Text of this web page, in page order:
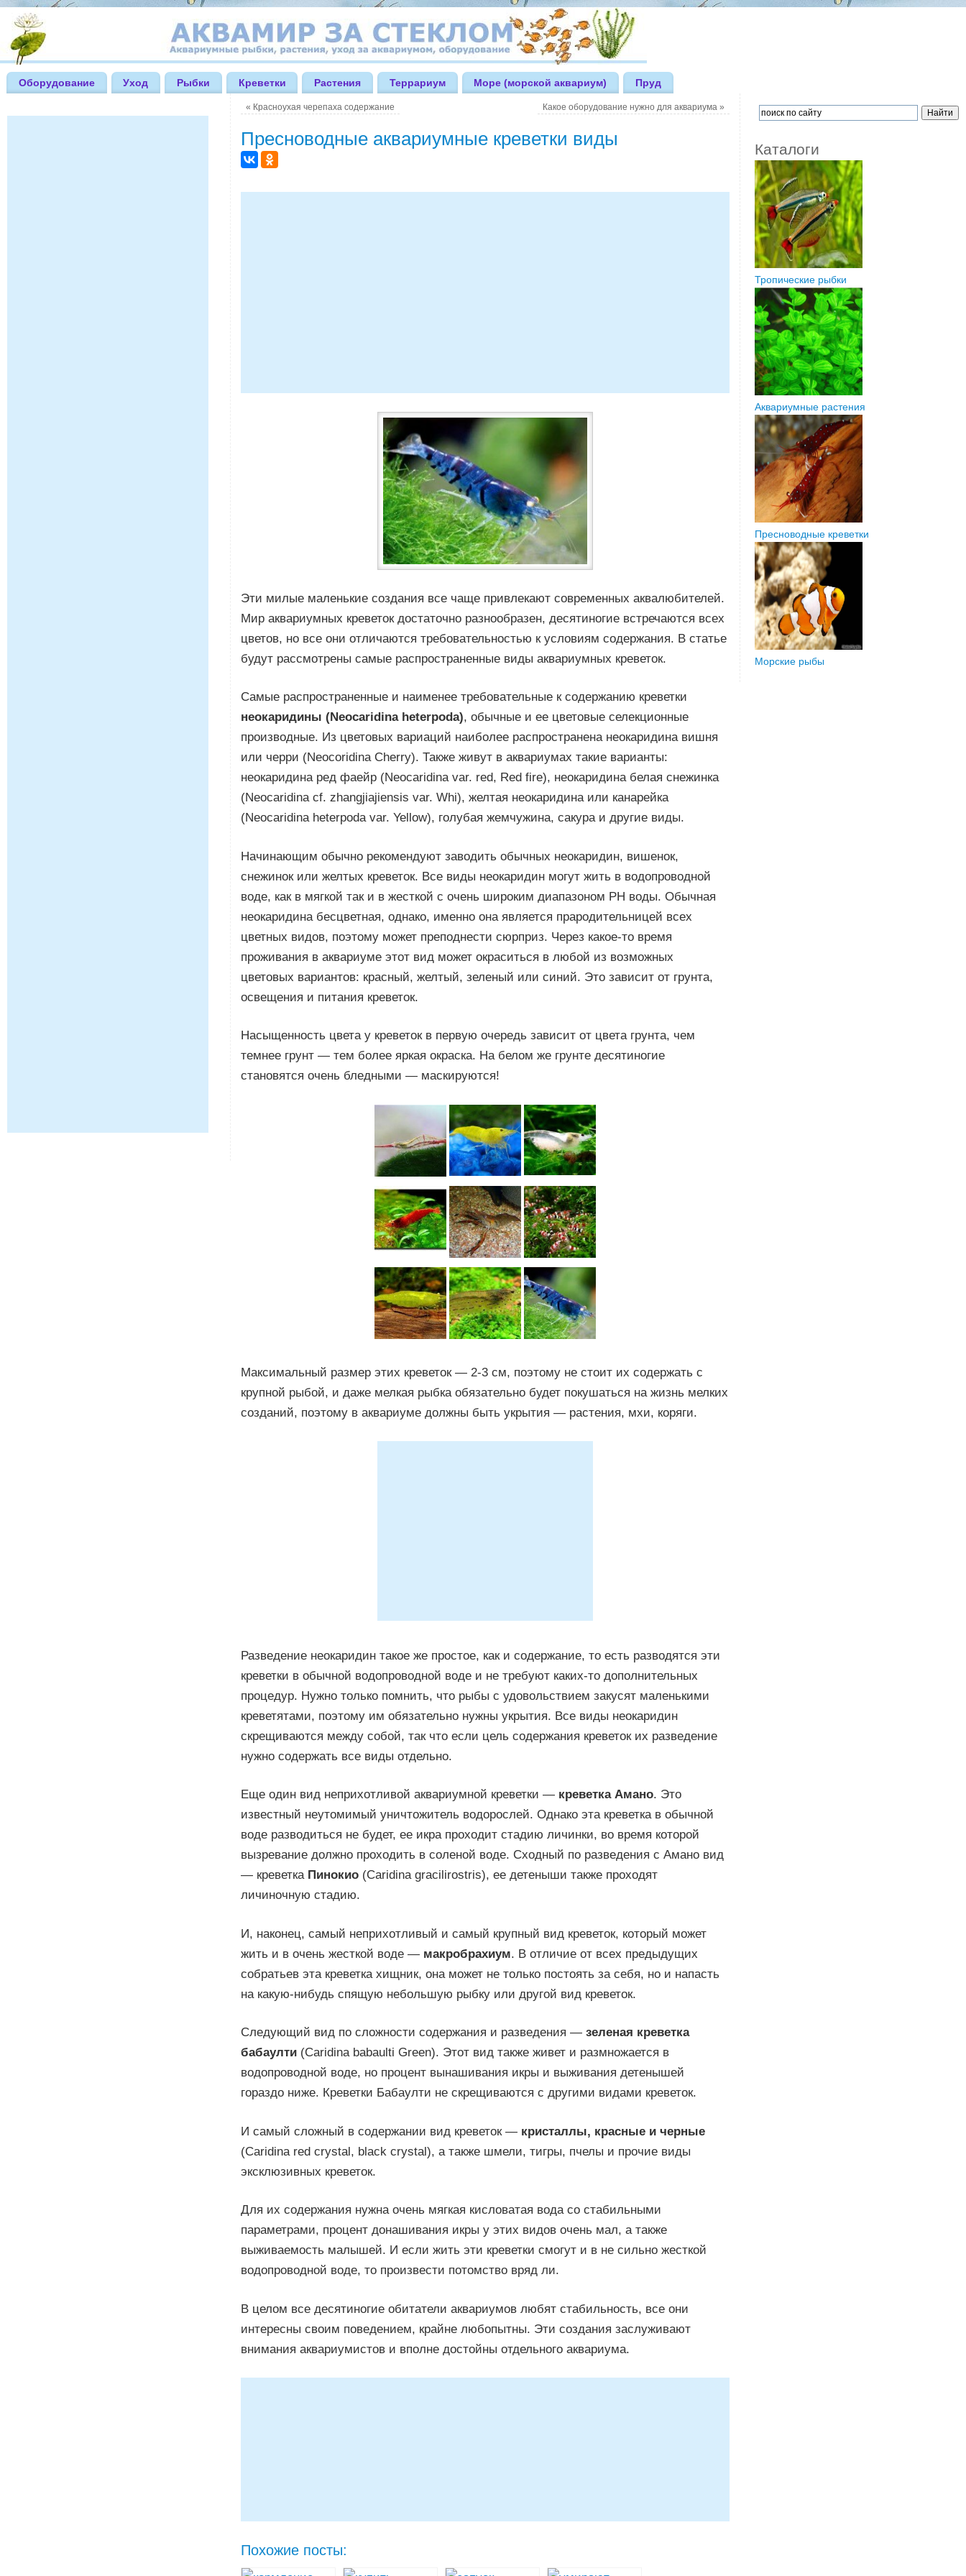
Оборудование Уход Рыбки Креветки Растения Террариум Море (морской аквариум) Пруд
« Красноухая черепаха содержание Какое оборудование нужно для аквариума»
Пресноводные аквариумные креветки виды
Эти милые маленькие создания все чаще привлекают современных аквалюбителей.
Мир аквариумных креветок достаточно разнообразен, десятиногие встречаются всех
цветов, но все они отличаются требовательностью к условиям содержания. В статье
будут рассмотрены самые распространенные виды аквариумных креветок.
Самые распространенные и наименее требовательные к содержанию креветки
неокаридины (Neocaridina heterpoda), обычные и ее цветовые селекционные
производные. Из цветовых вариаций наиболее распространена неокаридина вишня
или черри (Neocoridina Cherry). Также живут в аквариумах такие варианты:
неокаридина ред фаейр (Neocaridina var. red, Red fire), неокаридина белая снежинка
(Neocaridina cf. zhangjiajiensis var. Whi), желтая неокаридина или канарейка
(Neocaridina heterpoda var. Yellow), голубая жемчужина, сакура и другие виды.
Начинающим обычно рекомендуют заводить обычных неокаридин, вишенок,
снежинок или желтых креветок. Все виды неокаридин могут жить в водопроводной
воде, как в мягкой так и в жесткой с очень широким диапазоном PH воды. Обычная
неокаридина бесцветная, однако, именно она является прародительницей всех
цветных видов, поэтому может преподнести сюрприз. Через какое-то время
проживания в аквариуме этот вид может окраситься в любой из возможных
цветовых вариантов: красный, желтый, зеленый или синий. Это зависит от грунта,
освещения и питания креветок.
Насыщенность цвета у креветок в первую очередь зависит от цвета грунта, чем
темнее грунт — тем более яркая окраска. На белом же грунте десятиногие
становятся очень бледными — маскируются!
Максимальный размер этих креветок — 2-3 см, поэтому не стоит их содержать с
крупной рыбой, и даже мелкая рыбка обязательно будет покушаться на жизнь мелких
созданий, поэтому в аквариуме должны быть укрытия — растения, мхи, коряги.
Разведение неокаридин такое же простое, как и содержание, то есть разводятся эти
креветки в обычной водопроводной воде и не требуют каких-то дополнительных
процедур. Нужно только помнить, что рыбы с удовольствием закусят маленькими
креветятами, поэтому им обязательно нужны укрытия. Все виды неокаридин
скрещиваются между собой, так что если цель содержания креветок их разведение
нужно содержать все виды отдельно.
Еще один вид неприхотливой аквариумной креветки — креветка Амано. Это
известный неутомимый уничтожитель водорослей. Однако эта креветка в обычной
воде разводиться не будет, ее икра проходит стадию личинки, во время которой
вызревание должно проходить в соленой воде. Сходный по разведения с Амано вид
— креветка Пинокио (Caridina gracilirostris), ее детеныши также проходят
личиночную стадию.
И, наконец, самый неприхотливый и самый крупный вид креветок, который может
жить и в очень жесткой воде — макробрахиум. В отличие от всех предыдущих
собратьев эта креветка хищник, она может не только постоять за себя, но и напасть
на какую-нибудь спящую небольшую рыбку или другой вид креветок.
Следующий вид по сложности содержания и разведения — зеленая креветка
бабаулти (Caridina babaulti Green). Этот вид также живет и размножается в
водопроводной воде, но процент вынашивания икры и выживания детенышей
гораздо ниже. Креветки Бабаулти не скрещиваются с другими видами креветок.
И самый сложный в содержании вид креветок — кристаллы, красные и черные
(Caridina red crystal, black crystal), а также шмели, тигры, пчелы и прочие виды
эксклюзивных креветок.
Для их содержания нужна очень мягкая кисловатая вода со стабильными
параметрами, процент донашивания икры у этих видов очень мал, а также
выживаемость малышей. И если жить эти креветки смогут и в не сильно жесткой
водопроводной воде, то произвести потомство вряд ли.
В целом все десятиногие обитатели аквариумов любят стабильность, все они
интересны своим поведением, крайне любопытны. Эти создания заслуживают
внимания аквариумистов и вполне достойны отдельного аквариума.
Похожие посты:
Каталоги
Тропические рыбки
Аквариумные растения
Пресноводные креветки
Морские рыбы